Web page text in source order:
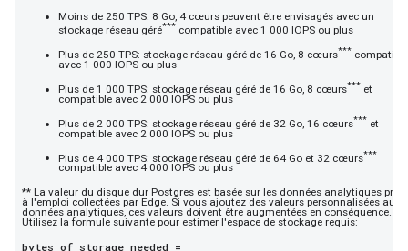
Moins de 250 TPS: 8 Go, 4 cœurs peuvent être envisagés avec un
stockage réseau géré*** compatible avec 1 000 IOPS ou plus
Plus de 250 TPS: stockage réseau géré de 16 Go, 8 cœurs*** compatible
avec 1 000 IOPS ou plus
Plus de 1 000 TPS: stockage réseau géré de 16 Go, 8 cœurs*** et
compatible avec 2 000 IOPS ou plus
Plus de 2 000 TPS: stockage réseau géré de 32 Go, 16 cœurs*** et
compatible avec 2 000 IOPS ou plus
Plus de 4 000 TPS: stockage réseau géré de 64 Go et 32 cœurs***
compatible avec 4 000 IOPS ou plus
** La valeur du disque dur Postgres est basée sur les données analytiques
à l'emploi collectées par Edge. Si vous ajoutez des valeurs personnalisées aux
données analytiques, ces valeurs doivent être augmentées en conséquence.
Utilisez la formule suivante pour estimer l'espace de stockage requis:
bytes of storage needed =